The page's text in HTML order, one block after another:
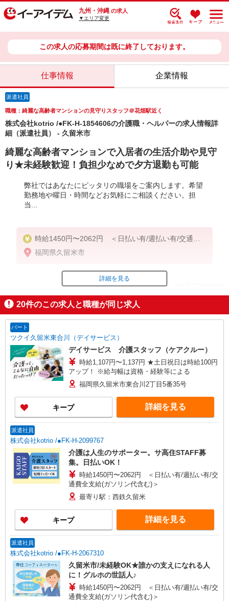
九州・沖縄 の求人
▼エリア変更
この求人の応募期間は既に終了しております。
仕事情報 企業情報
派遣社員
職種：綺麗な高齢者マンションの見守りスタッフ＠花畑駅近く
株式会社kotrio /●FK-H-1854606の介護職・ヘルパーの求人情報詳
細（派遣社員） - 久留米市
綺麗な高齢者マンションで入居者の生活介助や見守
り★未経験歓迎！負担少なめで夕方退勤も可能
弊社ではあなたにピッタリの職場をご案内します。希望
勤務地や曜日・時間などお気軽にご相談ください。担
当...
時給1450円〜2062円 ＜日払い有/週払い有/交通費
全支給(ガソリン代含む)＞
福岡県久留米市
ID：AE0527635688
掲載期間終了
詳細を見る
20件のこの求人と職種が同じ求人
パート
ツクイ久留米東合川（デイサービス）
デイサービス 介護スタッフ（ケアクルー）
時給1,107円〜1,137円 ★土日祝日は時給100円
アップ！ ※給与幅は資格・経験等による
福岡県久留米市東合川2丁目5番35号
キープ 詳細を見る
派遣社員
株式会社kotrio /●FK-H-2099767
介護は人生のサポーター。サ高住STAFF募
集。日払いOK！
時給1450円〜2062円 ＜日払い有/週払い有/交
通費全支給(ガソリン代含む)＞
最寄り駅：西鉄久留米
キープ 詳細を見る
派遣社員
株式会社kotrio /●FK-H-2067310
久留米市/未経験OK★誰かの支えになれる人
に！グルホの世話人♪
時給1450円〜2062円 ＜日払い有/週払い有/交
通費全支給(ガソリン代含む)＞